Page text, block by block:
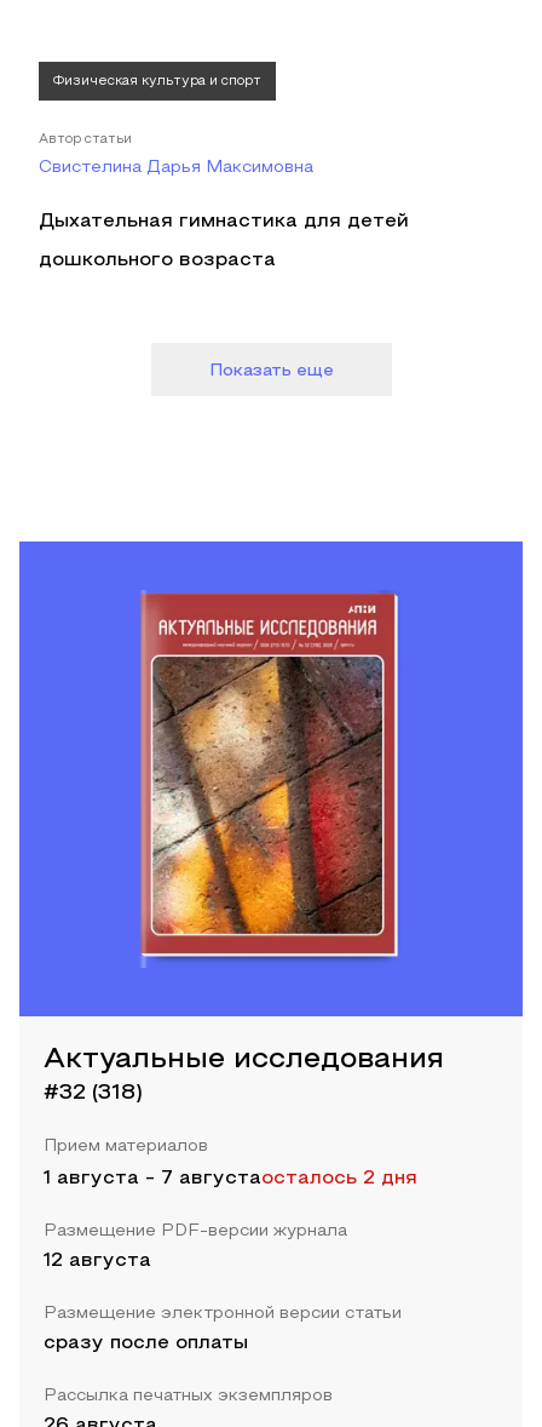
Физическая культура и спорт
Автор статьи
Свистелина Дарья Максимовна
Дыхательная гимнастика для детей
дошкольного возраста
Показать еще
Актуальные исследования
#32 (318)
Прием материалов
1 августа - 7 августаосталось 2 дня
Размещение PDF-версии журнала
12 августа
Размещение электронной версии статьи
сразу после оплаты
Рассылка печатных экземпляров